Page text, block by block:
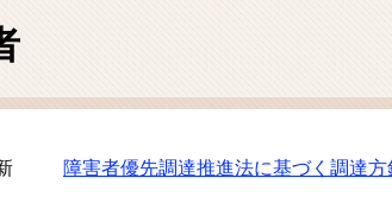
障害者優先調達推進法に基づく調達